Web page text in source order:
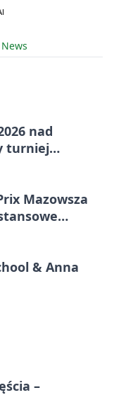
nad
turniej
Mazowsza
& Anna
–